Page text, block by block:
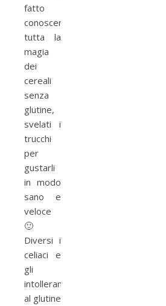
fatto
conoscere
tutta la
magia
dei
cereali
senza
glutine,
svelati i
trucchi
per
gustarli
in modo
sano e
veloce
🙂
Diversi i
celiaci e
gli
intolleranti
al glutine